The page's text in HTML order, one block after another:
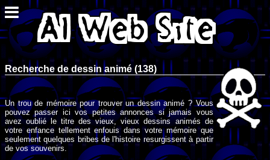
Recherche de dessin animé (138)
Un trou de mémoire pour trouver un dessin animé ? Vous
pouvez passer ici vos petites annonces si jamais vous
avez oublié le titre des vieux, vieux dessins animés de
votre enfance tellement enfouis dans votre mémoire que
seulement quelques bribes de l'histoire resurgissent à partir
de vos souvenirs.